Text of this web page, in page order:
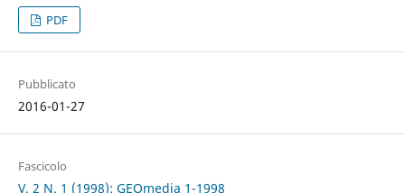
PDF
Pubblicato
2016-01-27
Fascicolo
V. 2 N. 1 (1998): GEOmedia 1-1998